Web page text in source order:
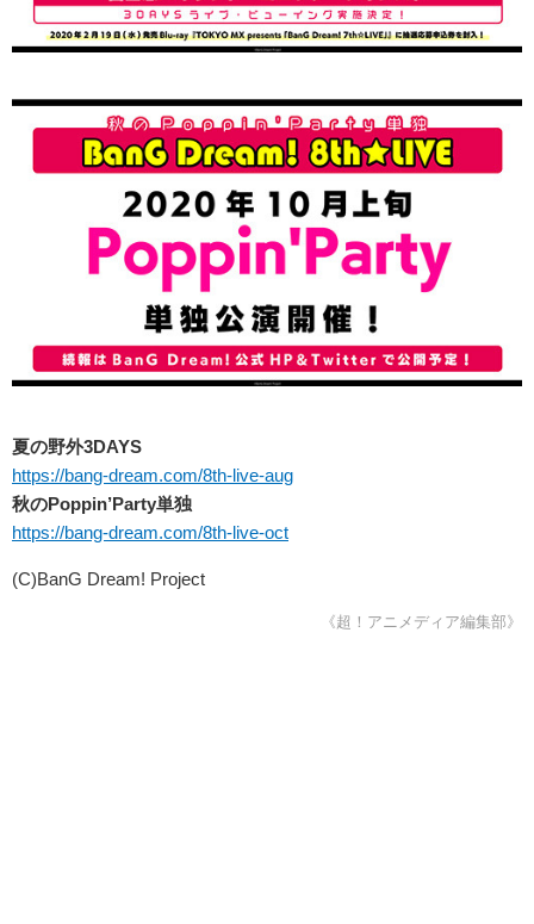
夏の野外3DAYS
https://bang-dream.com/8th-live-aug
秋のPoppin’Party単独
https://bang-dream.com/8th-live-oct
(C)BanG Dream! Project
《超！アニメディア編集部》